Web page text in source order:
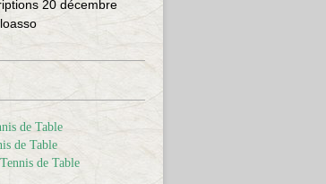
20 décembre
de Table
de Table
de Table